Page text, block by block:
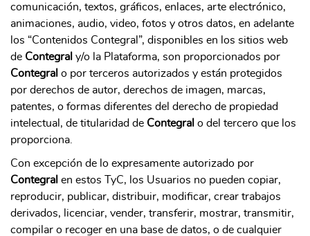
comunicación, textos, gráficos, enlaces, arte electrónico,
animaciones, audio, video, fotos y otros datos, en adelante
los “Contenidos Contegral”, disponibles en los sitios web
de Contegral y/o la Plataforma, son proporcionados por
Contegral o por terceros autorizados y están protegidos
por derechos de autor, derechos de imagen, marcas,
patentes, o formas diferentes del derecho de propiedad
intelectual, de titularidad de Contegral o del tercero que los
proporciona.
Con excepción de lo expresamente autorizado por
Contegral en estos TyC, los Usuarios no pueden copiar,
reproducir, publicar, distribuir, modificar, crear trabajos
derivados, licenciar, vender, transferir, mostrar, transmitir,
compilar o recoger en una base de datos, o de cualquier